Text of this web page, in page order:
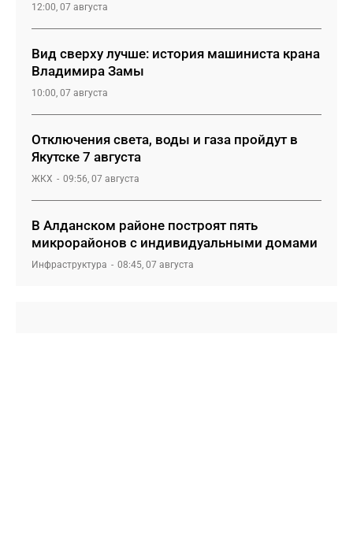
12:00, 07 августа
Вид сверху лучше: история машиниста крана
Владимира Замы
10:00, 07 августа
Отключения света, воды и газа пройдут в
Якутске 7 августа
ЖКХ 09:56, 07 августа
В Алданском районе построят пять
микрорайонов с индивидуальными домами
Инфраструктура 08:45, 07 августа